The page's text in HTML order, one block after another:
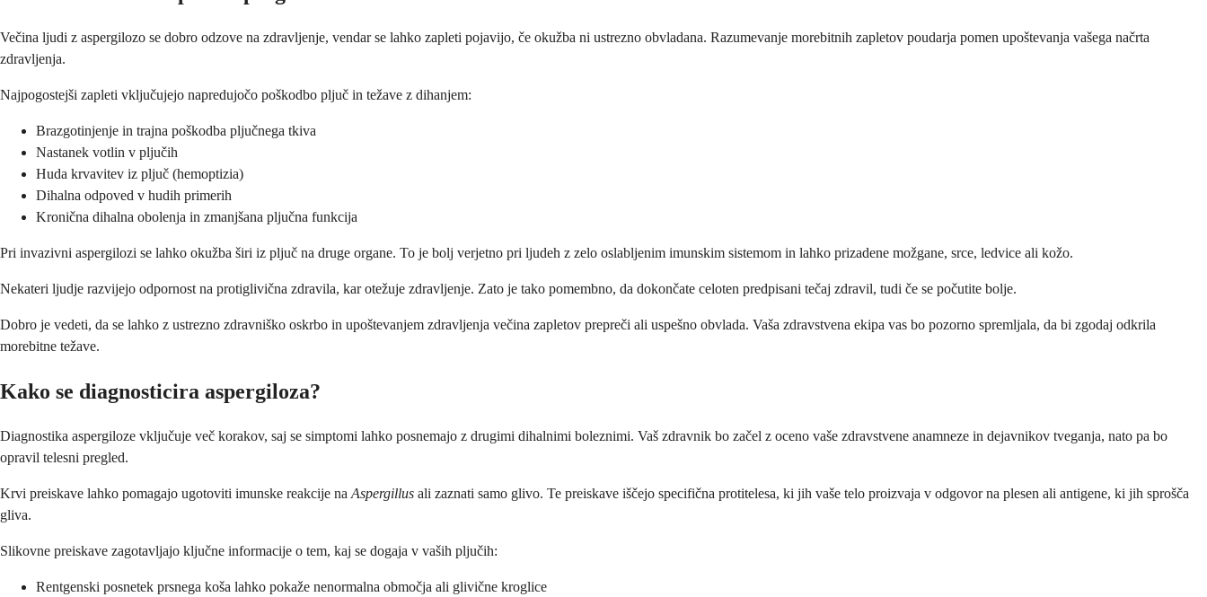
Večina ljudi z aspergilozo se dobro odzove na zdravljenje, vendar se lahko zapleti pojavijo, če okužba ni ustrezno obvladana. Razumevanje morebitnih zapletov poudarja pomen upoštevanja vašega načrta
zdravljenja.
Najpogostejši zapleti vključujejo napredujočo poškodbo pljuč in težave z dihanjem:
Brazgotinjenje in trajna poškodba pljučnega tkiva
Nastanek votlin v pljučih
Huda krvavitev iz pljuč (hemoptizia)
Dihalna odpoved v hudih primerih
Kronična dihalna obolenja in zmanjšana pljučna funkcija
Pri invazivni aspergilozi se lahko okužba širi iz pljuč na druge organe. To je bolj verjetno pri ljudeh z zelo oslabljenim imunskim sistemom in lahko prizadene možgane, srce, ledvice ali kožo.
Nekateri ljudje razvijejo odpornost na protiglivična zdravila, kar otežuje zdravljenje. Zato je tako pomembno, da dokončate celoten predpisani tečaj zdravil, tudi če se počutite bolje.
Dobro je vedeti, da se lahko z ustrezno zdravniško oskrbo in upoštevanjem zdravljenja večina zapletov prepreči ali uspešno obvlada. Vaša zdravstvena ekipa vas bo pozorno spremljala, da bi zgodaj odkrila
morebitne težave.
Kako se diagnosticira aspergiloza?
Diagnostika aspergiloze vključuje več korakov, saj se simptomi lahko posnemajo z drugimi dihalnimi boleznimi. Vaš zdravnik bo začel z oceno vaše zdravstvene anamneze in dejavnikov tveganja, nato pa bo
opravil telesni pregled.
Krvi preiskave lahko pomagajo ugotoviti imunske reakcije na Aspergillus ali zaznati samo glivo. Te preiskave iščejo specifična protitelesa, ki jih vaše telo proizvaja v odgovor na plesen ali antigene, ki jih sprošča
gliva.
Slikovne preiskave zagotavljajo ključne informacije o tem, kaj se dogaja v vaših pljučih:
Rentgenski posnetek prsnega koša lahko pokaže nenormalna območja ali glivične kroglice